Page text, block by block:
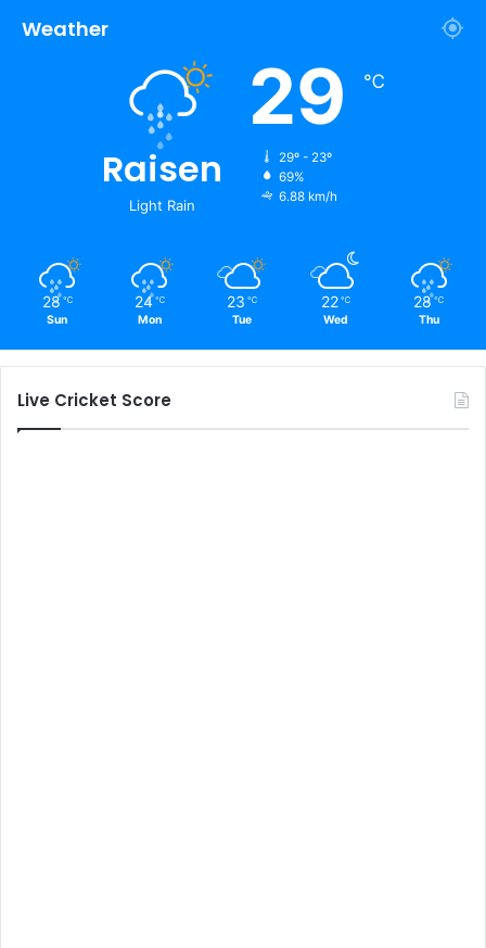
Weather
Raisen
Light Rain
29 ℃
29º - 23º
69%
6.88 km/h
28 ℃
Sun
24 ℃
Mon
23 ℃
Tue
22 ℃
Wed
28 ℃
Thu
Live Cricket Score